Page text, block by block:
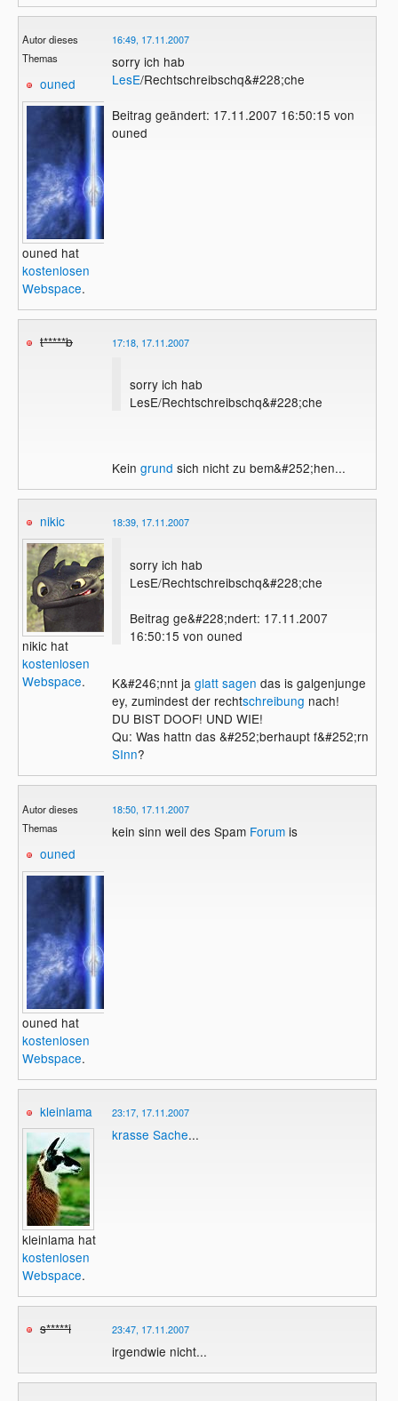
Autor dieses
Themas
ouned
ouned hat
kostenlosen
Webspace.
16:49, 17.11.2007
sorry ich hab
LesE/Rechtschreibschq&#228;che
Beitrag geändert: 17.11.2007 16:50:15 von
ouned
t*****b 17:18, 17.11.2007
sorry ich hab
LesE/Rechtschreibschq&#228;che
Kein grund sich nicht zu bem&#252;hen...
nikic
nikic hat
kostenlosen
Webspace.
18:39, 17.11.2007
sorry ich hab
LesE/Rechtschreibschq&#228;che
Beitrag ge&#228;ndert: 17.11.2007
16:50:15 von ouned
K&#246;nnt ja glatt sagen das is galgenjunge
ey, zumindest der rechtschreibung nach!
DU BIST DOOF! UND WIE!
Qu: Was hattn das &#252;berhaupt f&#252;rn
SInn?
Autor dieses
Themas
ouned
ouned hat
kostenlosen
Webspace.
18:50, 17.11.2007
kein sinn weil des Spam Forumis
kleinlama
kleinlama hat
kostenlosen
Webspace.
23:17, 17.11.2007
krasse Sache...
s*****i 23:47, 17.11.2007
irgendwie nicht...